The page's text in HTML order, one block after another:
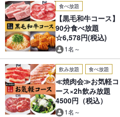
食べ放題
【黒毛和牛コース】
90分食べ放題
☆6,578円(税込)
1名～
飲み放題 食べ放題
≪焼肉会≫お気軽コ
ース×2h飲み放題
4500円（税込）
1名～